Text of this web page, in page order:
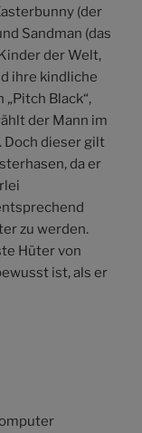
(der
Sandman (das
der Welt,
ihre kindliche
Black“,
der Mann im
Doch dieser gilt
da er
zu werden.
Hüter von
ist, als er